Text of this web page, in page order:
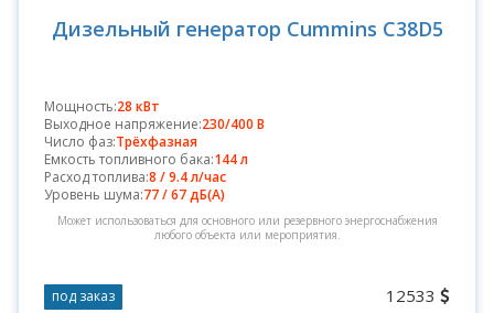
Дизельный генератор Cummins C38D5
Мощность:28 кВт
Выходное напряжение:230/400 В
Число фаз:Трёхфазная
Емкость топливного бака:144 л
Расход топлива:8 / 9.4 л/час
Уровень шума:77 / 67 дБ(А)
Может использоваться для основного или резервного энергоснабжения
любого объекта или мероприятия.
12533
под заказ